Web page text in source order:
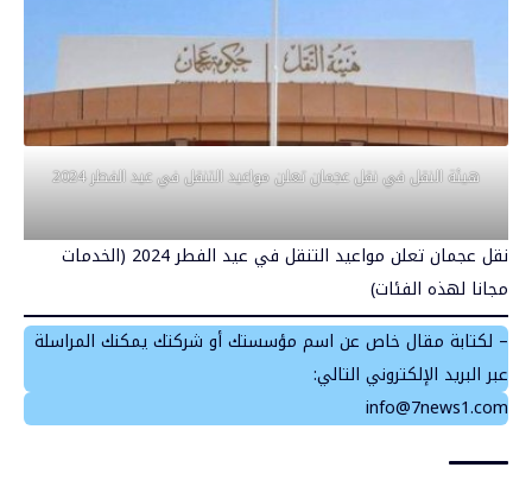
هيئة النقل في نقل عجمان تعلن مواعيد التنقل في عيد الفطر 2024
نقل عجمان تعلن مواعيد التنقل في عيد الفطر 2024 (الخدمات
مجانا لهذه الفئات)
– لكتابة مقال خاص عن اسم مؤسستك أو شركتك يمكنك المراسلة
عبر البريد الإلكتروني التالي:
info@7news1.com